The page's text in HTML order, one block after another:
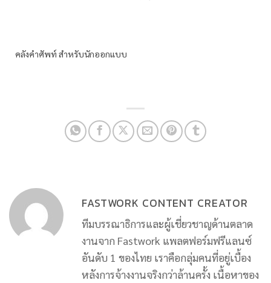
คลังคำศัพท์ สำหรับนักออกแบบ
FASTWORK CONTENT CREATOR
ทีมบรรณาธิการและผู้เชี่ยวชาญด้านตลาด
งานจาก Fastwork แพลตฟอร์มฟรีแลนซ์
อันดับ 1 ของไทย เราคือกลุ่มคนที่อยู่เบื้อง
หลังการจ้างงานจริงกว่าล้านครั้ง เนื้อหาของ